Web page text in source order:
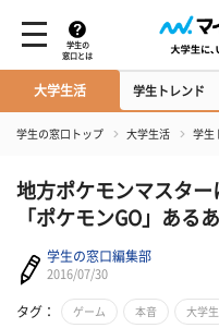
学生の
窓口とは
大学生活 学生トレンド
学生の窓口トップ 大学生活 学生
地方ポケモンマスタ
「ポケモンGO」ある
学生の窓口編集部
2016/07/30
タグ： ゲーム 本音 大学生